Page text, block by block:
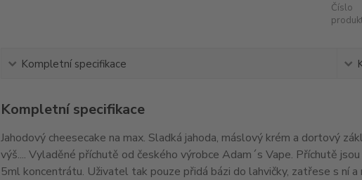
Číslo
Kompletní specifikace
Kompletní specifikace
Jahodový cheesecake na max. Sladká jahoda, máslový krém a dortový
výš.... Vyladěné příchutě od českého výrobce Adam´s Vape. Příchutě
5ml koncentrátu. Uživatel tak pouze přidá bázi do lahvičky, zatřese s ní